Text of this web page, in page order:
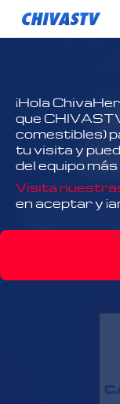
¡Todo Chivas,
Disfruta el
que
¡Hola
que
comestibles)
tu visita y
del equipo
Visita
en aceptar y